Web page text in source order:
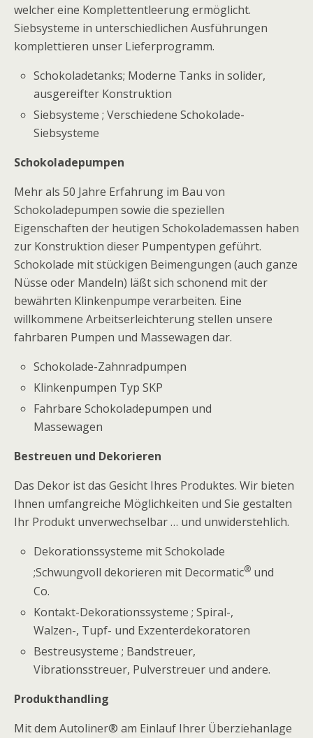
welcher eine Komplettentleerung ermöglicht.
Siebsysteme in unterschiedlichen Ausführungen
komplettieren unser Lieferprogramm.
Schokoladetanks; Moderne Tanks in solider,
ausgereifter Konstruktion
Siebsysteme ; Verschiedene Schokolade-
Siebsysteme
Schokoladepumpen
Mehr als 50 Jahre Erfahrung im Bau von
Schokoladepumpen sowie die speziellen
Eigenschaften der heutigen Schokolademassen haben
zur Konstruktion dieser Pumpentypen geführt.
Schokolade mit stückigen Beimengungen (auch ganze
Nüsse oder Mandeln) läßt sich schonend mit der
bewährten Klinkenpumpe verarbeiten. Eine
willkommene Arbeitserleichterung stellen unsere
fahrbaren Pumpen und Massewagen dar.
Schokolade-Zahnradpumpen
Klinkenpumpen Typ SKP
Fahrbare Schokoladepumpen und
Massewagen
Bestreuen und Dekorieren
Das Dekor ist das Gesicht Ihres Produktes. Wir bieten
Ihnen umfangreiche Möglichkeiten und Sie gestalten
Ihr Produkt unverwechselbar … und unwiderstehlich.
Dekorationssysteme mit Schokolade
;Schwungvoll dekorieren mit Decormatic® und
Co.
Kontakt-Dekorationssysteme ; Spiral-,
Walzen-, Tupf- und Exzenterdekoratoren
Bestreusysteme ; Bandstreuer,
Vibrationsstreuer, Pulverstreuer und andere.
Produkthandling
Mit dem Autoliner® am Einlauf Ihrer Überziehanlage